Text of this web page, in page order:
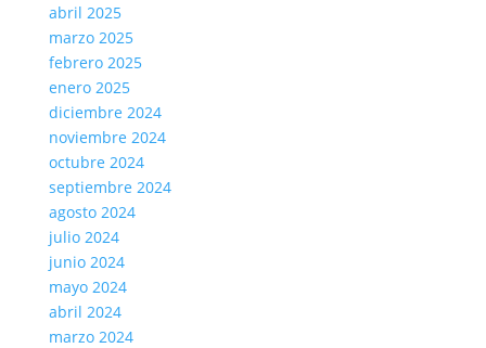
abril 2025
marzo 2025
febrero 2025
enero 2025
diciembre 2024
noviembre 2024
octubre 2024
septiembre 2024
agosto 2024
julio 2024
junio 2024
mayo 2024
abril 2024
marzo 2024